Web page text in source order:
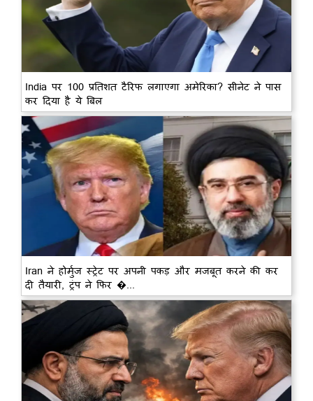
India पर 100 प्रतिशत टैरिफ लगाएगा अमेरिका? सीनेट ने पास
कर दिया है ये बिल
Iran ने होर्मुज स्ट्रेट पर अपनी पकड़ और मजबूत करने की कर
दी तैयारी, ट्रंप ने फिर �...